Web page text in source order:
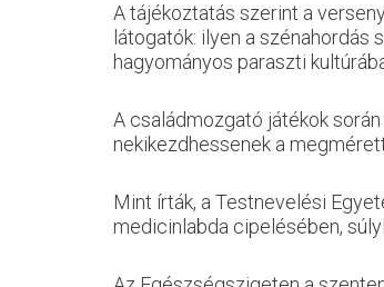
A tájékoztatás szerint a
látogatók: ilyen a
hagyományos paraszti
A családmozgató játékok
nekikezdhessenek a
Mint írták, a Testnevelési
medicinlabda cipelésében,